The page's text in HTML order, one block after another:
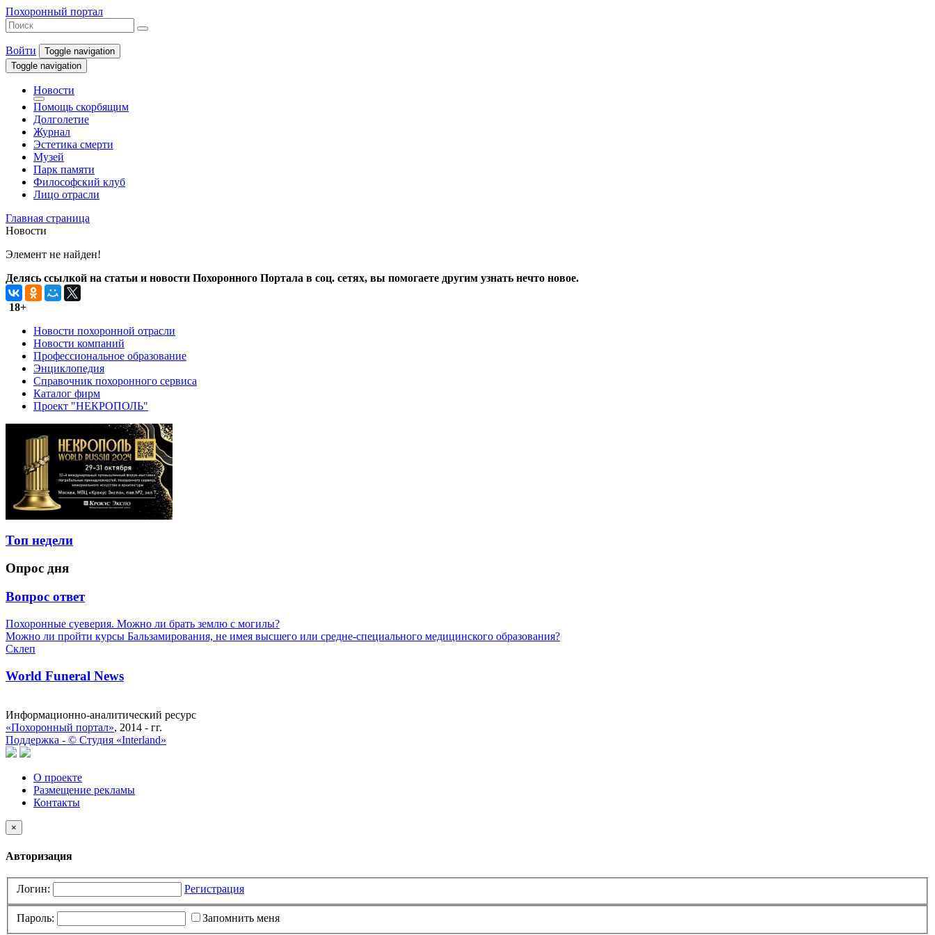
Похоронный портал
Войти
Toggle navigation
Toggle navigation
Новости
Помощь скорбящим
Долголетие
Журнал
Эстетика смерти
Музей
Парк памяти
Философский клуб
Лицо отрасли
Главная страница
Новости
Элемент не найден!
Делясь ссылкой на статьи и новости Похоронного Портала в соц. сетях, вы помогаете другим узнать нечто новое.
18+
Новости похоронной отрасли
Новости компаний
Профессиональное образование
Энциклопедия
Справочник похоронного сервиса
Каталог фирм
Проект "НЕКРОПОЛЬ"
Топ недели
Опрос дня
Вопрос ответ
Похоронные суеверия. Можно ли брать землю с могилы?
Можно ли пройти курсы Бальзамирования, не имея высшего или средне-специального медицинского образования?
Склеп
World Funeral News
Информационно-аналитический ресурс
«Похоронный портал», 2014 - гг.
Поддержка - © Cтудия «Interland»
О проекте
Размещение рекламы
Контакты
×
Авторизация
Логин: Регистрация
Пароль:
Запомнить меня